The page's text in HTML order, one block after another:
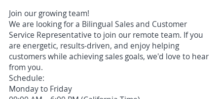
Join our growing team!
We are looking for a Bilingual Sales and Customer
Service Representative to join our remote team. If you
are energetic, results-driven, and enjoy helping
customers while achieving sales goals, we'd love to hear
from you.
Schedule:
Monday to Friday